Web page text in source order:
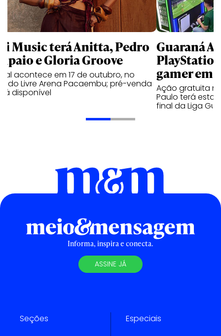
Music terá Anitta, Pedro
e Gloria Groove
acontece em 17 de outubro, no
Livre Arena Pacaembu; pré-venda
disponível
Guaraná
gamer em
Ação gratuita
Paulo terá
final da Liga
Informa, inspira e conecta.
ASSINE JÁ
Seções Especiais